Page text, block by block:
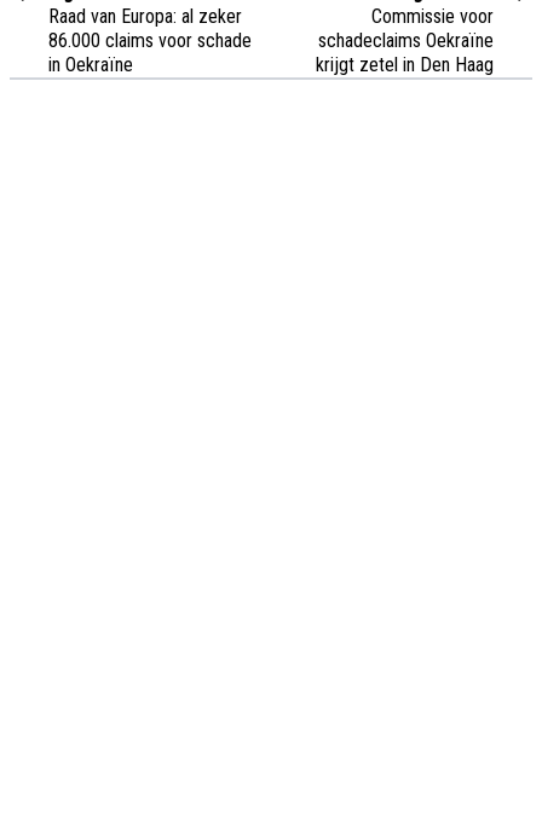
Raad van Europa: al zeker
86.000 claims voor schade
in Oekraïne
Commissie voor
schadeclaims Oekraïne
krijgt zetel in Den Haag